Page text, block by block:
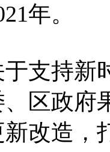
年。
支持新
、区政府
改造，